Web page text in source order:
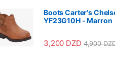
Boots Carter's
YF23G10H - Marron
3,200 DZD 4,900